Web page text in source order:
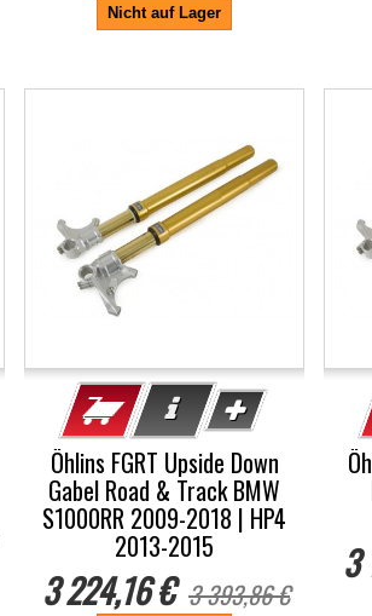
Nicht auf Lager
Öhlins FGRT Upside Down
Gabel Road & Track BMW
S1000RR 2009-2018 | HP4
2013-2015
3 224,16 € 3 393,86 €
3